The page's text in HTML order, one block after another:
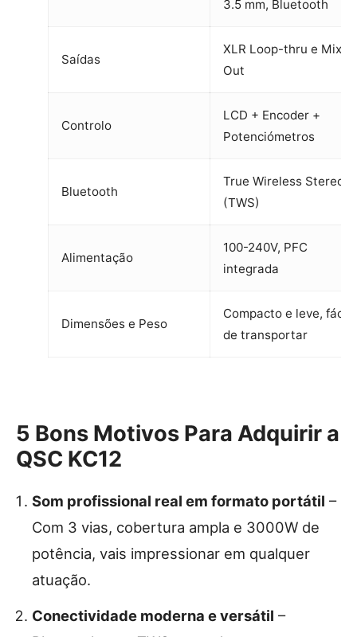
3.5 mm, Bluetooth
Saídas
XLR Loop-thru e Mix
Out
Controlo
LCD + Encoder +
Potenciómetros
Bluetooth
True Wireless Stereo
(TWS)
Alimentação
100-240V, PFC
integrada
Dimensões e Peso
Compacto e leve, fácil
de transportar
5 Bons Motivos Para Adquirir a
QSC KC12
Som profissional real em formato portátil –
Com 3 vias, cobertura ampla e 3000W de
potência, vais impressionar em qualquer
atuação.
Conectividade moderna e versátil –